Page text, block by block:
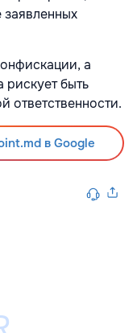
заявленных
а
рискует быть
ответственности.
в Google